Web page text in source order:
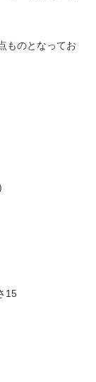
ものとなってお
15